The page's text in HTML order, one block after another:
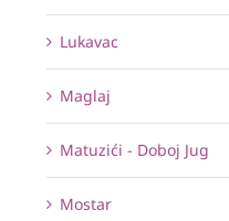
Lukavac
Maglaj
Matuzići - Doboj Jug
Mostar